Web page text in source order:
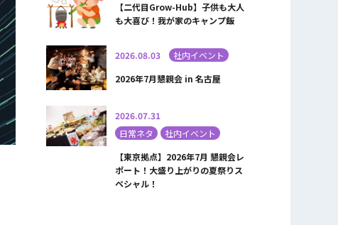
【二代目Grow-Hub】子供も大人
も大喜び！我が家のキャンプ飯
2026.08.03
社内イベント
2026年7月懇親会 in 名古屋
2026.07.31
日常ネタ
社内イベント
【東京拠点】2026年7月 懇親会レ
ポート！大盛り上がりの夏祭りス
ペシャル！